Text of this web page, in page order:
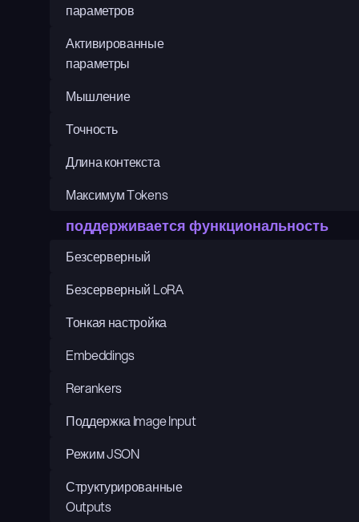
параметров
Активированные
параметры
Мышление
Точность
Длина контекста
Максимум Tokens
поддерживается функциональность
Безсерверный
Безсерверный LoRA
Тонкая настройка
Embeddings
Rerankers
Поддержка Image Input
Режим JSON
Структурированные
Outputs